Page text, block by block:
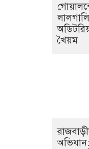
খৈয়ম
অভিযান: